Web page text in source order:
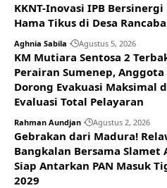
KKNT-Inovasi IPB
Hama Tikus di Desa
Aghnia Sabila Agustus 5, 2026
KM Mutiara Sentosa 2
Perairan Sumenep, Anggota
Dorong Evakuasi Maksimal
Evaluasi Total Pelayaran
Rahman Aundjan Agustus 2, 2026
Gebrakan dari Madura!
Bangkalan Bersama Slamet
Siap Antarkan PAN Masuk
2029